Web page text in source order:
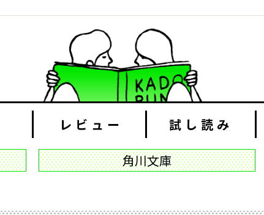
レビュー 試し読み
角川文庫